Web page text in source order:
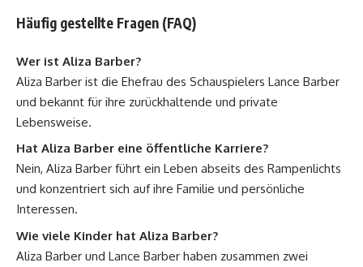
Häufig gestellte Fragen (FAQ)
Wer ist Aliza Barber?
Aliza Barber ist die Ehefrau des Schauspielers Lance Barber
und bekannt für ihre zurückhaltende und private
Lebensweise.
Hat Aliza Barber eine öffentliche Karriere?
Nein, Aliza Barber führt ein Leben abseits des Rampenlichts
und konzentriert sich auf ihre Familie und persönliche
Interessen.
Wie viele Kinder hat Aliza Barber?
Aliza Barber und Lance Barber haben zusammen zwei